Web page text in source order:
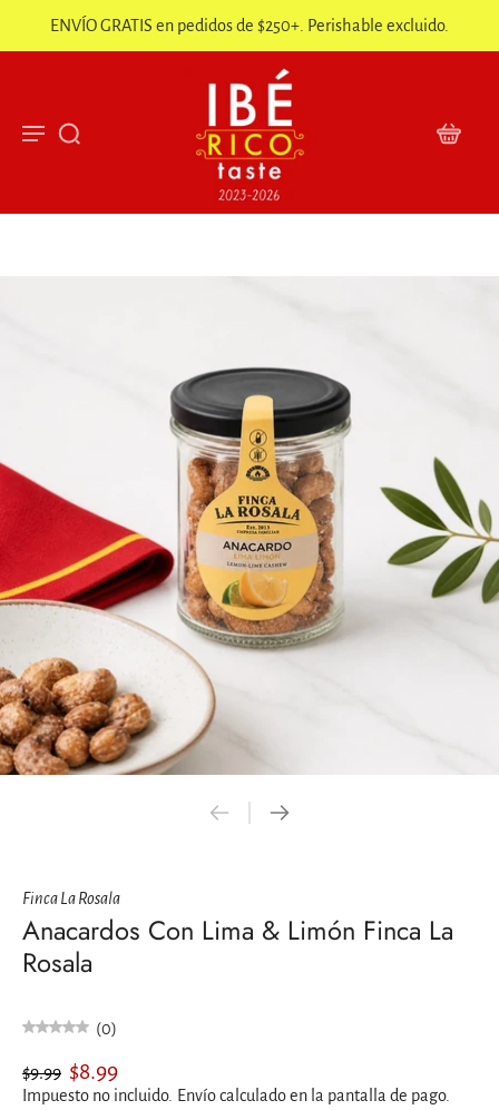
ENVÍO GRATIS en pedidos de $250+. Perishable excluido.
Finca La Rosala
Anacardos Con Lima & Limón Finca La
Rosala
(0)
$9.99 $8.99
Impuesto no incluido. Envíocalculado en la pantalla de pago.